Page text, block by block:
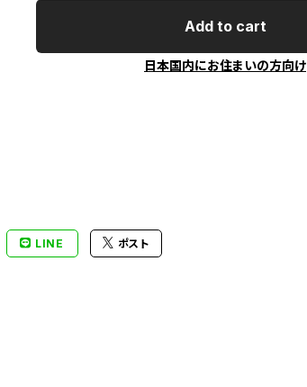
Add to cart
日本国内にお住まいの方向け
LINE ポスト